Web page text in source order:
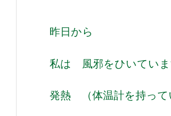
昨日から
私は 風邪をひいていま
発熱 （体温計を持っ